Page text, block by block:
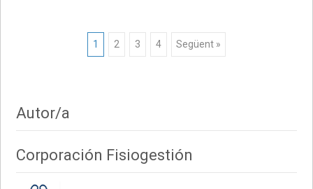
navigation
1 2 3 4 Següent »
Autor/a
Corporación Fisiogestión